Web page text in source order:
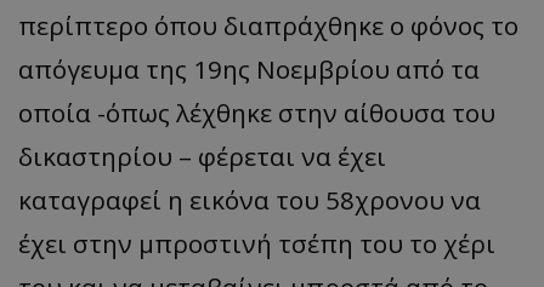
περίπτερο όπου διαπράχθηκε ο φόνος το
απόγευμα της 19ης Νοεμβρίου από τα
οποία -όπως λέχθηκε στην αίθουσα του
δικαστηρίου – φέρεται να έχει
καταγραφεί η εικόνα του 58χρονου να
έχει στην μπροστινή τσέπη του το χέρι